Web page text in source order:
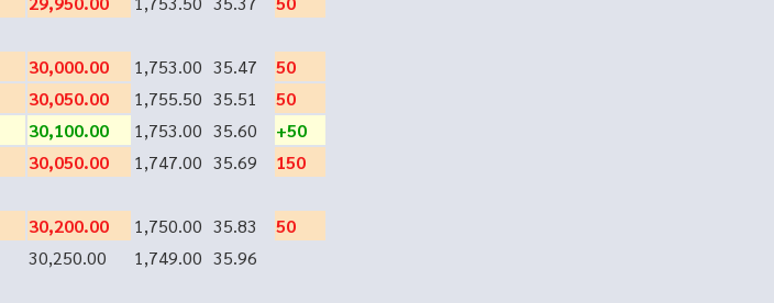
30,000.00 1,753.00 35.47
50
30,050.00 1,755.50 35.51
50
30,100.00 1,753.00 35.60
+50
30,050.00 1,747.00 35.69
150
30,200.00 1,750.00 35.83
50
30,250.00 1,749.00 35.96